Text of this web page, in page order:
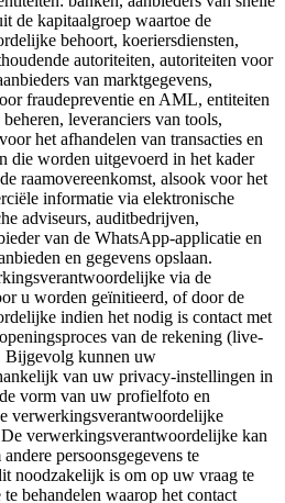
de kapitaalgroep waartoe de
behoort, koeriersdiensten,
autoriteiten, autoriteiten voor
van marktgegevens,
fraudepreventie en AML, entiteiten
leveranciers van tools,
het afhandelen van transacties en
die worden uitgevoerd in het kader
raamovereenkomst, alsook voor het
informatie via elektronische
adviseurs, auditbedrijven,
van de WhatsApp-applicatie en
en gegevens opslaan.
via de
u worden geïnitieerd, of door de
indien het nodig is contact met
van de rekening (live-
Bijgevolg kunnen uw
van uw privacy-instellingen in
vorm van uw profielfoto en
verwerkingsverantwoordelijke
verwerkingsverantwoordelijke kan
persoonsgegevens te
noodzakelijk is om op uw vraag te
behandelen waarop het contact